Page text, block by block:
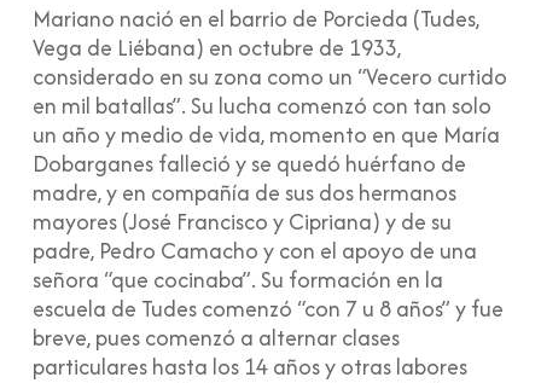
Mariano nació en el barrio de Porcieda (Tudes,
Vega de Liébana) en octubre de 1933,
considerado en su zona como un “Vecero curtido
en mil batallas”. Su lucha comenzó con tan solo
un año y medio de vida, momento en que María
Dobarganes falleció y se quedó huérfano de
madre, y en compañía de sus dos hermanos
mayores (José Francisco y Cipriana) y de su
padre, Pedro Camacho y con el apoyo de una
señora “que cocinaba”. Su formación en la
escuela de Tudes comenzó “con 7 u 8 años” y fue
breve, pues comenzó a alternar clases
particulares hasta los 14 años y otras labores